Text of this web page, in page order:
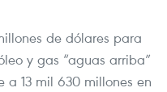
de dólares para
y gas “aguas arriba”
a 13 mil 630 millones en